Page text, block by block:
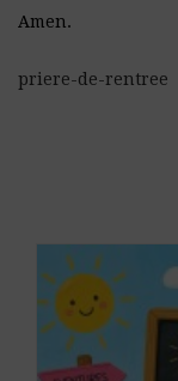
Amen.
priere-de-rentree